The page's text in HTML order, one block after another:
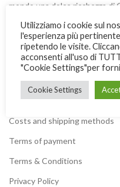
mondo una dolce ricchezza di
Via Garibaldi, 3 -13 -
Phone: + 39 0982.41277
Fax: + 39 0982.428926
USEFUL INFORMATION
Costs and shipping methods
Terms of payment
Terms & Conditions
Privacy Policy
Utilizziamo i cookie sul
l'esperienza più
ripetendo le visite.
acconsenti all'uso di
"Cookie Settings"per
Cookie Settings